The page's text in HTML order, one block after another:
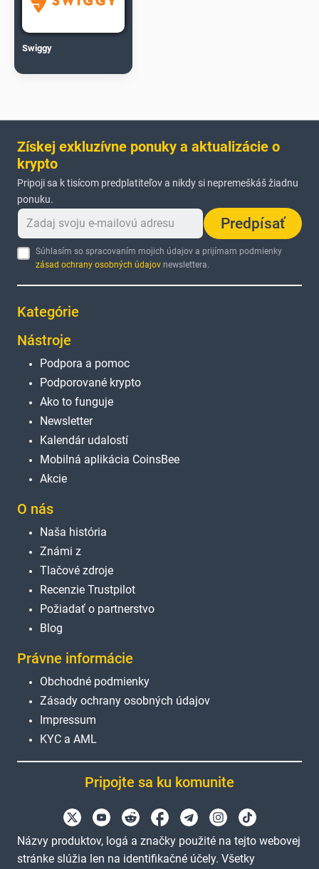
Swiggy
Získej exkluzívne ponuky a aktualizácie o
krypto
Pripoji sa k tisícom predplatiteľov a nikdy si nepremeškáš žiadnu
ponuku.
Predpísať
Súhlasím so spracovaním mojich údajov a prijímam podmienky
zásad ochrany osobných údajov newslettera.
Kategórie
Nástroje
Podpora a pomoc
Podporované krypto
Ako to funguje
Newsletter
Kalendár udalostí
Mobilná aplikácia CoinsBee
Akcie
O nás
Naša história
Známi z
Tlačové zdroje
Recenzie Trustpilot
Požiadať o partnerstvo
Blog
Právne informácie
Obchodné podmienky
Zásady ochrany osobných údajov
Impressum
KYC a AML
Pripojte sa ku komunite
Názvy produktov, logá a značky použité na tejto webovej
stránke slúžia len na identifikačné účely. Všetky